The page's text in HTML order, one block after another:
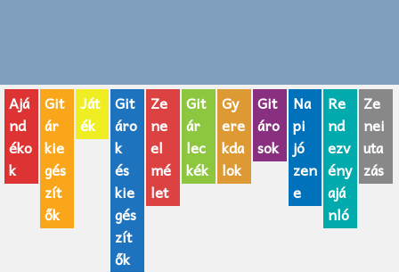
AJÁNDÉK ÖTLETEK
Vicces
GITÁR MÁRKÁK
TOP100 nóta
Ajá
nd
éko
k
Git
ár
kie
gés
zít
ők
Ját
ék
Git
áro
k
és
kie
gés
zít
ők
Ze
ne
el
mé
let
Git
ár
lec
kék
Gy
ere
kda
lok
Git
áro
sok
Na
pi
jó
zen
e
Re
nd
ezv
ény
ajá
nló
Ze
nei
uta
zás